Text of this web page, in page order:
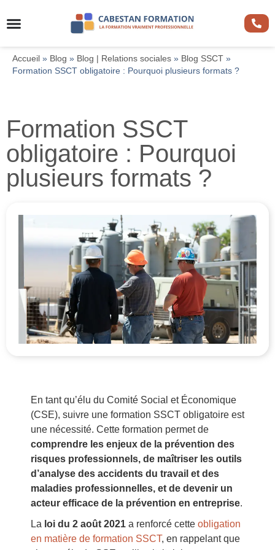
Accueil » Blog » Blog | Relations sociales » Blog SSCT »
Formation SSCT obligatoire : Pourquoi plusieurs formats ?
Formation SSCT
obligatoire : Pourquoi
plusieurs formats ?
En tant qu’élu du Comité Social et Économique
(CSE), suivre une formation SSCT obligatoire est
une nécessité. Cette formation permet de
comprendre les enjeux de la prévention des
risques professionnels, de maîtriser les outils
d’analyse des accidents du travail et des
maladies professionnelles, et de devenir un
acteur efficace de la prévention en entreprise.
La loi du 2 août 2021 a renforcé cette obligation
en matière de formation SSCT, en rappelant que